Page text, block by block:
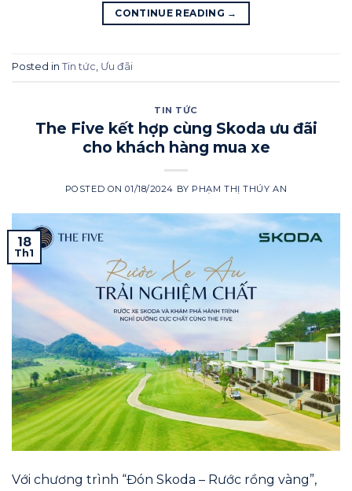
CONTINUE READING →
Posted in Tin tức Ưu đãi
TIN TỨC
The Five kết hợp cùng Skoda ưu đãi
cho khách hàng mua xe
POSTED ON01/18/2024 BY PHẠM THỊ THÚY AN
18
Th1
Với chương trình “Đón Skoda – Rước rồng vàng”,